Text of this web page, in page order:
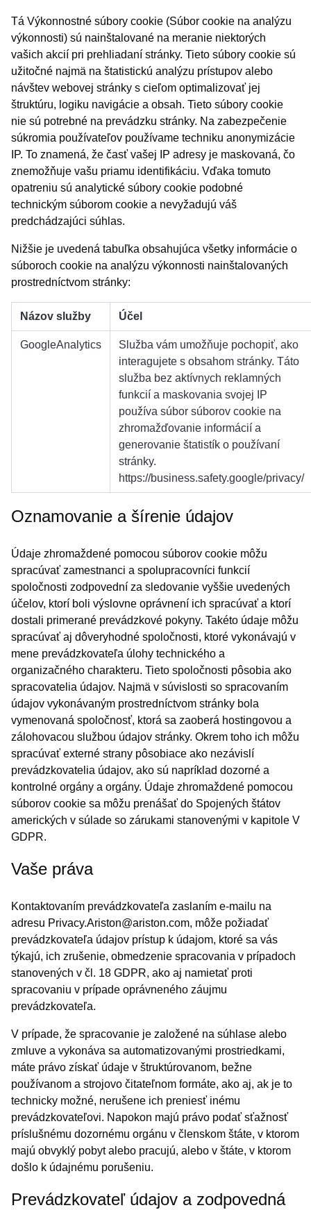
Tá Výkonnostné súbory cookie (Súbor cookie na analýzu
výkonnosti) sú nainštalované na meranie niektorých
vašich akcií pri prehliadaní stránky. Tieto súbory cookie sú
užitočné najmä na štatistickú analýzu prístupov alebo
návštev webovej stránky s cieľom optimalizovať jej
štruktúru, logiku navigácie a obsah. Tieto súbory cookie
nie sú potrebné na prevádzku stránky. Na zabezpečenie
súkromia používateľov používame techniku anonymizácie
IP. To znamená, že časť vašej IP adresy je maskovaná, čo
znemožňuje vašu priamu identifikáciu. Vďaka tomuto
opatreniu sú analytické súbory cookie podobné
technickým súborom cookie a nevyžadujú váš
predchádzajúci súhlas.
Nižšie je uvedená tabuľka obsahujúca všetky informácie o
súboroch cookie na analýzu výkonnosti nainštalovaných
prostredníctvom stránky:
Názov služby Účel
GoogleAnalytics
Služba vám umožňuje pochopiť, ako
interagujete s obsahom stránky. Táto
služba bez aktívnych reklamných
funkcií a maskovania svojej IP
používa súbor súborov cookie na
zhromažďovanie informácií a
generovanie štatistík o používaní
stránky.
https://business.safety.google/privacy/
Oznamovanie a šírenie údajov
Údaje zhromaždené pomocou súborov cookie môžu
spracúvať zamestnanci a spolupracovníci funkcií
spoločnosti zodpovední za sledovanie vyššie uvedených
účelov, ktorí boli výslovne oprávnení ich spracúvať a ktorí
dostali primerané prevádzkové pokyny. Takéto údaje môžu
spracúvať aj dôveryhodné spoločnosti, ktoré vykonávajú v
mene prevádzkovateľa úlohy technického a
organizačného charakteru. Tieto spoločnosti pôsobia ako
spracovatelia údajov. Najmä v súvislosti so spracovaním
údajov vykonávaným prostredníctvom stránky bola
vymenovaná spoločnosť, ktorá sa zaoberá hostingovou a
zálohovacou službou údajov stránky. Okrem toho ich môžu
spracúvať externé strany pôsobiace ako nezávislí
prevádzkovatelia údajov, ako sú napríklad dozorné a
kontrolné orgány a orgány. Údaje zhromaždené pomocou
súborov cookie sa môžu prenášať do Spojených štátov
amerických v súlade so zárukami stanovenými v kapitole V
GDPR.
Vaše práva
Kontaktovaním prevádzkovateľa zaslaním e-mailu na
adresu Privacy.Ariston@ariston.com, môže požiadať
prevádzkovateľa údajov prístup k údajom, ktoré sa vás
týkajú, ich zrušenie, obmedzenie spracovania v prípadoch
stanovených v čl. 18 GDPR, ako aj namietať proti
spracovaniu v prípade oprávneného záujmu
prevádzkovateľa.
V prípade, že spracovanie je založené na súhlase alebo
zmluve a vykonáva sa automatizovanými prostriedkami,
máte právo získať údaje v štruktúrovanom, bežne
používanom a strojovo čitateľnom formáte, ako aj, ak je to
technicky možné, nerušene ich preniesť inému
prevádzkovateľovi. Napokon majú právo podať sťažnosť
príslušnému dozornému orgánu v členskom štáte, v ktorom
majú obvyklý pobyt alebo pracujú, alebo v štáte, v ktorom
došlo k údajnému porušeniu.
Prevádzkovateľ údajov a zodpovedná